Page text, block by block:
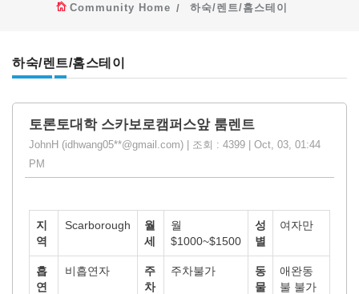
Community Home 하숙/렌트/홈스테이
하숙/렌트/홈스테이
토론토대학 스카보로캠퍼스앞 룸렌트
JohnH (idhwang05**@gmail.com) | 조회 : 4399 | Oct, 03, 01:44
PM
지
역
Scarborough
월
세
월
$1000~$1500
성
별
여자만
흡
연
비흡연자
주
차
주차불가
동
물
애완동
불 불가